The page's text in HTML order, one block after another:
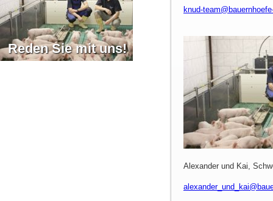
Reden Sie mit uns!
knud-
Alexander und Kai,